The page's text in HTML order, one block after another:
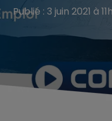
Publié : 3 juin 2021 à